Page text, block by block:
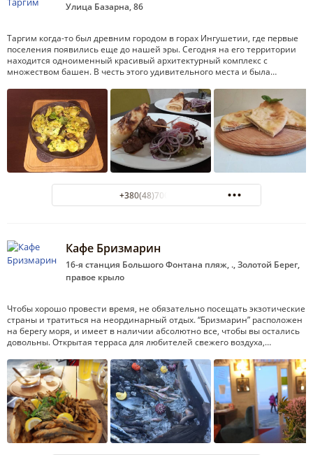
Улица Базарна, 86
Таргим когда-то был древним городом в горах Ингушетии, где первые
поселения появились еще до нашей эры. Сегодня на его территории
находится одноименный красивый архитектурный комплекс с
множеством башен. В честь этого удивительного места и была…
+380(48)700-28-91
Кафе Бризмарин
16-я станция Большого Фонтана пляж, ., Золотой Берег,
правое крыло
Чтобы хорошо провести время, не обязательно посещать экзотические
страны и тратиться на неординарный отдых. “Бризмарин” расположен
на берегу моря, и имеет в наличии абсолютно все, чтобы вы остались
довольны. Открытая терраса для любителей свежего воздуха,…